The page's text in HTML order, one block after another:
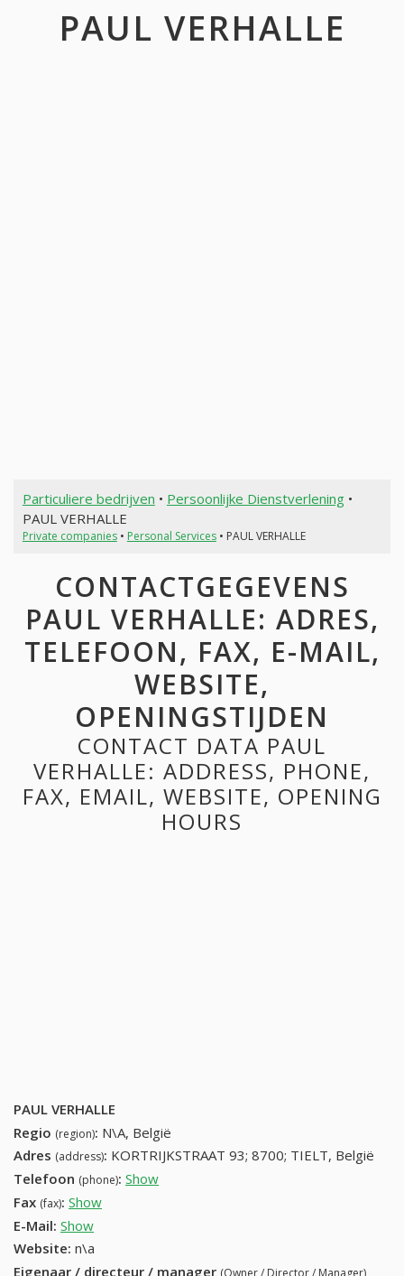
PAUL VERHALLE
Particuliere bedrijven • Persoonlijke Dienstverlening•
PAUL VERHALLE
Private companies• Personal Services• PAUL VERHALLE
CONTACTGEGEVENS
PAUL VERHALLE: ADRES,
TELEFOON, FAX, E-MAIL,
WEBSITE,
OPENINGSTIJDEN
CONTACT DATA PAUL
VERHALLE: ADDRESS, PHONE,
FAX, EMAIL, WEBSITE, OPENING
HOURS
PAUL VERHALLE
Regio (region): N\A, België
Adres (address): KORTRIJKSTRAAT 93; 8700; TIELT, België
Telefoon (phone): Show
Fax (fax): Show
E-Mail: Show
Website: n\a
Eigenaar / directeur / manager